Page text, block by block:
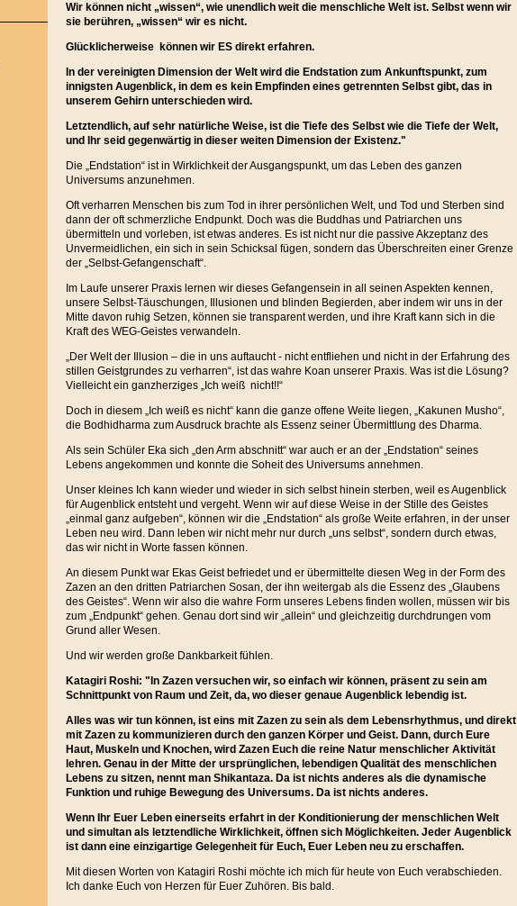
Wir können nicht „wissen“, wie unendlich weit die menschliche Welt ist. Selbst wenn wir
sie berühren, „wissen“ wir es nicht.
Glücklicherweise können wir ES direkt erfahren.
In der vereinigten Dimension der Welt wird die Endstation zum Ankunftspunkt, zum
innigsten Augenblick, in dem es kein Empfinden eines getrennten Selbst gibt, das in
unserem Gehirn unterschieden wird.
Letztendlich, auf sehr natürliche Weise, ist die Tiefe des Selbst wie die Tiefe der Welt,
und Ihr seid gegenwärtig in dieser weiten Dimension der Existenz."
Die „Endstation“ ist in Wirklichkeit der Ausgangspunkt, um das Leben des ganzen
Universums anzunehmen.
Oft verharren Menschen bis zum Tod in ihrer persönlichen Welt, und Tod und Sterben sind
dann der oft schmerzliche Endpunkt. Doch was die Buddhas und Patriarchen uns
übermitteln und vorleben, ist etwas anderes. Es ist nicht nur die passive Akzeptanz des
Unvermeidlichen, ein sich in sein Schicksal fügen, sondern das Überschreiten einer Grenze
der „Selbst-Gefangenschaft“.
Im Laufe unserer Praxis lernen wir dieses Gefangensein in all seinen Aspekten kennen,
unsere Selbst-Täuschungen, Illusionen und blinden Begierden, aber indem wir uns in der
Mitte davon ruhig Setzen, können sie transparent werden, und ihre Kraft kann sich in die
Kraft des WEG-Geistes verwandeln.
„Der Welt der Illusion – die in uns auftaucht - nicht entfliehen und nicht in der Erfahrung des
stillen Geistgrundes zu verharren“, ist das wahre Koan unserer Praxis. Was ist die Lösung?
Vielleicht ein ganzherziges „Ich weiß nicht!!“
Doch in diesem „Ich weiß es nicht“ kann die ganze offene Weite liegen, „Kakunen Musho“,
die Bodhidharma zum Ausdruck brachte als Essenz seiner Übermittlung des Dharma.
Als sein Schüler Eka sich „den Arm abschnitt“ war auch er an der „Endstation“ seines
Lebens angekommen und konnte die Soheit des Universums annehmen.
Unser kleines Ich kann wieder und wieder in sich selbst hinein sterben, weil es Augenblick
für Augenblick entsteht und vergeht. Wenn wir auf diese Weise in der Stille des Geistes
„einmal ganz aufgeben“, können wir die „Endstation“ als große Weite erfahren, in der unser
Leben neu wird. Dann leben wir nicht mehr nur durch „uns selbst“, sondern durch etwas,
das wir nicht in Worte fassen können.
An diesem Punkt war Ekas Geist befriedet und er übermittelte diesen Weg in der Form des
Zazen an den dritten Patriarchen Sosan, der ihn weitergab als die Essenz des „Glaubens
des Geistes“. Wenn wir also die wahre Form unseres Lebens finden wollen, müssen wir bis
zum „Endpunkt“ gehen. Genau dort sind wir „allein“ und gleichzeitig durchdrungen vom
Grund aller Wesen.
Und wir werden große Dankbarkeit fühlen.
Katagiri Roshi: "In Zazen versuchen wir, so einfach wir können, präsent zu sein am
Schnittpunkt von Raum und Zeit, da, wo dieser genaue Augenblick lebendig ist.
Alles was wir tun können, ist eins mit Zazen zu sein als dem Lebensrhythmus, und direkt
mit Zazen zu kommunizieren durch den ganzen Körper und Geist. Dann, durch Eure
Haut, Muskeln und Knochen, wird Zazen Euch die reine Natur menschlicher Aktivität
lehren. Genau in der Mitte der ursprünglichen, lebendigen Qualität des menschlichen
Lebens zu sitzen, nennt man Shikantaza. Da ist nichts anderes als die dynamische
Funktion und ruhige Bewegung des Universums. Da ist nichts anderes.
Wenn Ihr Euer Leben einerseits erfahrt in der Konditionierung der menschlichen Welt
und simultan als letztendliche Wirklichkeit, öffnen sich Möglichkeiten. Jeder Augenblick
ist dann eine einzigartige Gelegenheit für Euch, Euer Leben neu zu erschaffen.
Mit diesen Worten von Katagiri Roshi möchte ich mich für heute von Euch verabschieden.
Ich danke Euch von Herzen für Euer Zuhören. Bis bald.